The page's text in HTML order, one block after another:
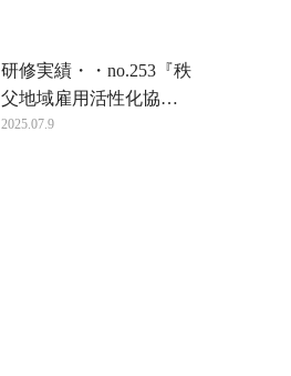
研修実績・・no.253『秩
父地域雇用活性化協…
2025.07.9